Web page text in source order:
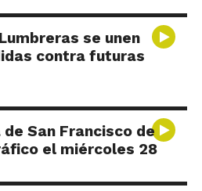
se unen
contra futuras
San Francisco de
el miércoles 28